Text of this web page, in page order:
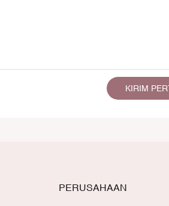
KIRIM
PERUSAHAAN